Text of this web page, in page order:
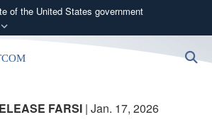
of the United States government
use .mil
belongs to an official U.S.
FARSI | Jan. 17, 2026